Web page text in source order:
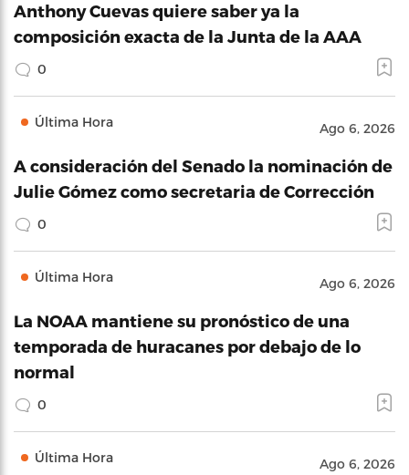
Anthony Cuevas quiere saber ya la
composición exacta de la Junta de la AAA
0
Última Hora Ago 6, 2026
A consideración del Senado la nominación de
Julie Gómez como secretaria de Corrección
0
Última Hora Ago 6, 2026
La NOAA mantiene su pronóstico de una
temporada de huracanes por debajo de lo
normal
0
Última Hora Ago 6, 2026